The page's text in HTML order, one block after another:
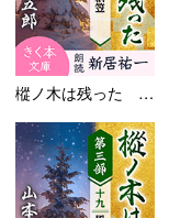
樅ノ木は残った 第三部...